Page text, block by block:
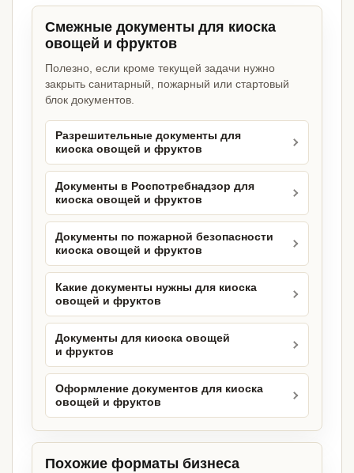
Смежные документы для киоска
овощей и фруктов
Полезно, если кроме текущей задачи нужно
закрыть санитарный, пожарный или стартовый
блок документов.
Разрешительные документы для
киоска овощей и фруктов
Документы в Роспотребнадзор для
киоска овощей и фруктов
Документы по пожарной безопасности
киоска овощей и фруктов
Какие документы нужны для киоска
овощей и фруктов
Документы для киоска овощей
и фруктов
Оформление документов для киоска
овощей и фруктов
Похожие форматы бизнеса